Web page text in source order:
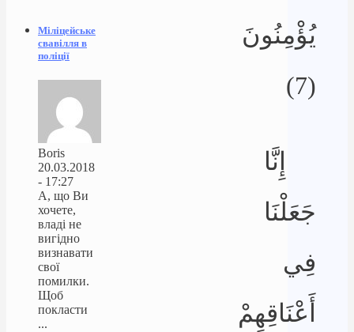
يُؤْمِنُونَ
(7)
إِنَّا
جَعَلْنَا
فِي
أَعْنَاقِهِمْ
Міліцейське
свавілля в
поліції
Boris
20.03.2018
- 17:27
А, що Ви
хочете,
владі не
вигідно
визнавати
свої
помилки.
Щоб
покласти
...